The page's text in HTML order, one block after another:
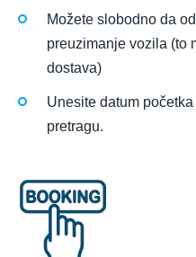
Možete slobodno da
preuzimanje vozila (to
dostava)
Unesite datum
pretragu.